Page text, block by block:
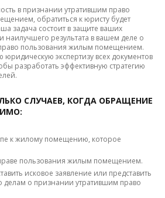
в признании утратившим право
обратиться к юристу будет
задача состоит в защите ваших
наилучшего результата в вашем деле о
пользования жилым помещением.
экспертизу всех документов
разработать эффективную стратегию
СЛУЧАЕВ, КОГДА ОБРАЩЕНИЕ
к жилому помещению, которое
пользования жилым помещением.
исковое заявление или представить
делам о признании утратившим право